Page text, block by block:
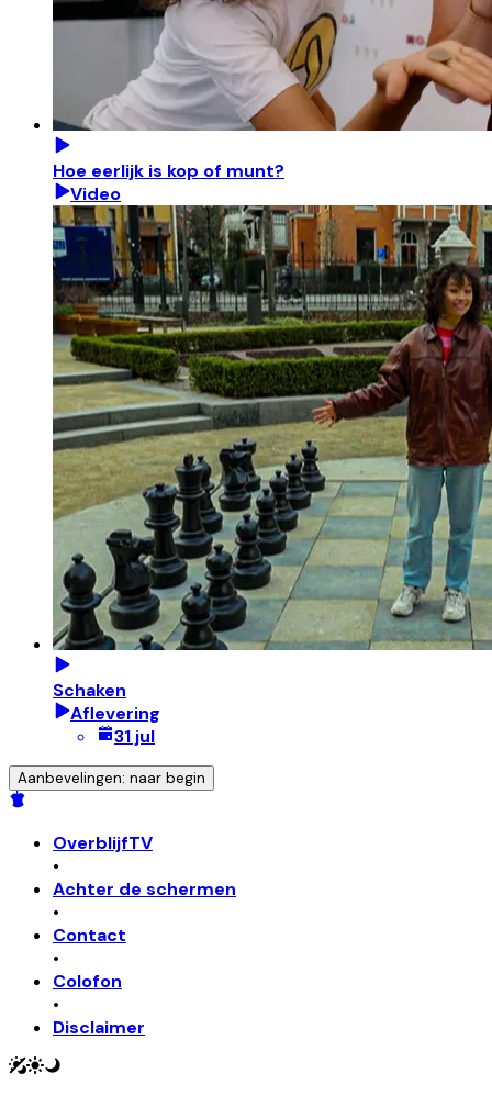
Hoe eerlijk is kop of munt?
Video
Schaken
Aflevering
31 jul
Aanbevelingen: naar begin
OverblijfTV
•
Achter de schermen
•
Contact
•
Colofon
•
Disclaimer